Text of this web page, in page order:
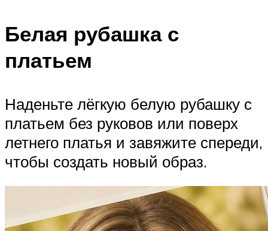
Белая рубашка с
платьем
Наденьте лёгкую белую рубашку с
платьем без руковов или поверх
летнего платья и завяжите спереди,
чтобы создать новый образ.